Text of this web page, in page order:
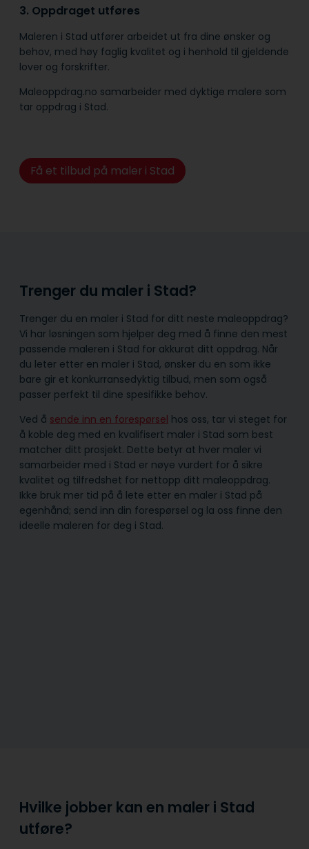
3. Oppdraget utføres
Maleren i Stad utfører arbeidet ut fra dine ønsker og
behov, med høy faglig kvalitet og i henhold til gjeldende
lover og forskrifter.
Maleoppdrag.no samarbeider med dyktige malere som
tar oppdrag i Stad.
Få et tilbud på maler i Stad
Trenger du maler i Stad?
Trenger du en maler i Stad for ditt neste maleoppdrag?
Vi har løsningen som hjelper deg med å finne den mest
passende maleren i Stad for akkurat ditt oppdrag. Når
du leter etter en maler i Stad, ønsker du en som ikke
bare gir et konkurransedyktig tilbud, men som også
passer perfekt til dine spesifikke behov.
Ved å sende inn en forespørsel hos oss, tar vi steget for
å koble deg med en kvalifisert maler i Stad som best
matcher ditt prosjekt. Dette betyr at hver maler vi
samarbeider med i Stad er nøye vurdert for å sikre
kvalitet og tilfredshet for nettopp ditt maleoppdrag.
Ikke bruk mer tid på å lete etter en maler i Stad på
egenhånd; send inn din forespørsel og la oss finne den
ideelle maleren for deg i Stad.
Hvilke jobber kan en maler i Stad
utføre?